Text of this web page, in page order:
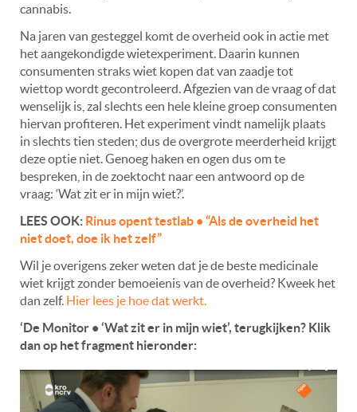
cannabis.
Na jaren van gesteggel komt de overheid ook in actie met
het aangekondigde wietexperiment. Daarin kunnen
consumenten straks wiet kopen dat van zaadje tot
wiettop wordt gecontroleerd. Afgezien van de vraag of dat
wenselijk is, zal slechts een hele kleine groep consumenten
hiervan profiteren. Het experiment vindt namelijk plaats
in slechts tien steden; dus de overgrote meerderheid krijgt
deze optie niet. Genoeg haken en ogen dus om te
bespreken, in de zoektocht naar een antwoord op de
vraag: ‘Wat zit er in mijn wiet?’.
LEES OOK: Rinus opent testlab • “Als de overheid het
niet doet, doe ik het zelf”
Wil je overigens zeker weten dat je de beste medicinale
wiet krijgt zonder bemoeienis van de overheid? Kweek het
dan zelf. Hier lees je hoe dat werkt.
‘De Monitor • ‘Wat zit er in mijn wiet’, terugkijken? Klik
dan op het fragment hieronder: